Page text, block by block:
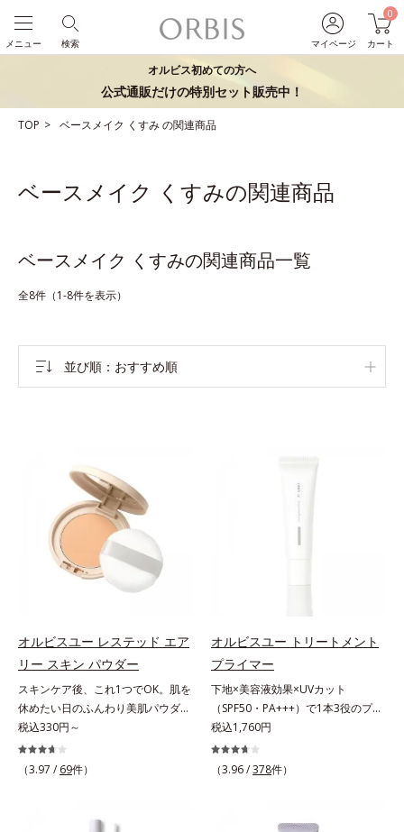
マイページ
0
カート
検索
メニュー
オルビス初めての方へ
公式通販だけの特別セット販売中！
TOP ベースメイク くすみの関連商品
ベースメイク くすみの関連商品
ベースメイク くすみの関連商品一覧
全8件（1-8件を表示）
並び順 おすすめ順
オルビスユー レステッド エア
リー スキン パウダー
スキンケア後、これ1つでOK。肌を
休めたい日のふんわり美肌パウダ
ー。ふんわり美肌が叶う、うるおい
パウダーです。3色の光を操るパウ
ダーがツヤと透明感を演出。ソフト
ー。ふんわり軽いつけごこちながら
税込330円～
（3.97 / 69件）
オルビスユー トリートメント
プライマー
下地×美容液効果×UVカット
（SPF50・PA+++）で1本3役のプラ
イマー。凹凸をつるんとなめらかに
(*1)整え、化粧ノリUPの高機能化粧
下地。“塗るたび高まる、素肌の美
る小ジワをカバーしてハリ肌に整え
税込1,760円
（3.96 /378件）